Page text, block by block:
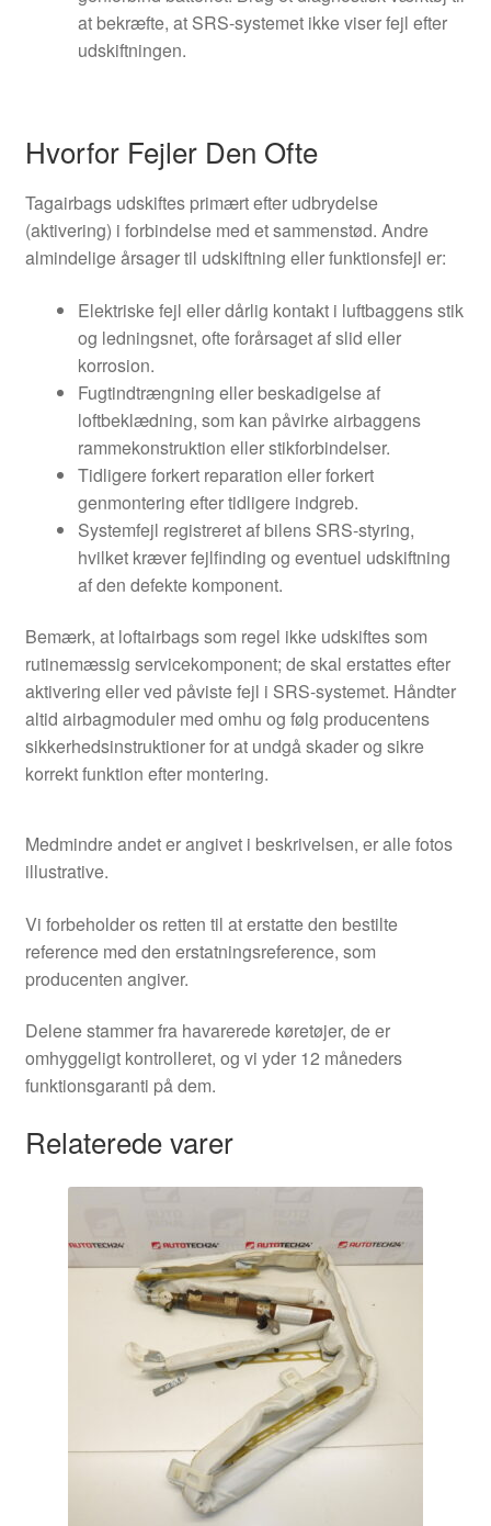
at bekræfte, at SRS-systemet ikke viser fejl efter
udskiftningen.
Hvorfor Fejler Den Ofte
Tagairbags udskiftes primært efter udbrydelse
(aktivering) i forbindelse med et sammenstød. Andre
almindelige årsager til udskiftning eller funktionsfejl er:
Elektriske fejl eller dårlig kontakt i luftbaggens stik
og ledningsnet, ofte forårsaget af slid eller
korrosion.
Fugtindtrængning eller beskadigelse af
loftbeklædning, som kan påvirke airbaggens
rammekonstruktion eller stikforbindelser.
Tidligere forkert reparation eller forkert
genmontering efter tidligere indgreb.
Systemfejl registreret af bilens SRS-styring,
hvilket kræver fejlfinding og eventuel udskiftning
af den defekte komponent.
Bemærk, at loftairbags som regel ikke udskiftes som
rutinemæssig servicekomponent; de skal erstattes efter
aktivering eller ved påviste fejl i SRS-systemet. Håndter
altid airbagmoduler med omhu og følg producentens
sikkerhedsinstruktioner for at undgå skader og sikre
korrekt funktion efter montering.
Medmindre andet er angivet i beskrivelsen, er alle fotos
illustrative.
Vi forbeholder os retten til at erstatte den bestilte
reference med den erstatningsreference, som
producenten angiver.
Delene stammer fra havarerede køretøjer, de er
omhyggeligt kontrolleret, og vi yder 12 måneders
funktionsgaranti på dem.
Relaterede varer